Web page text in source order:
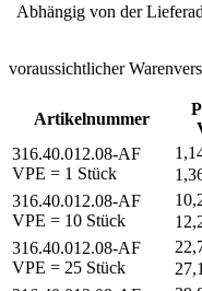
Abhängig von der
voraussichtlicher
Artikelnummer
316.40.012.08-AF
VPE = 1 Stück
316.40.012.08-AF
VPE = 10 Stück
316.40.012.08-AF
VPE = 25 Stück